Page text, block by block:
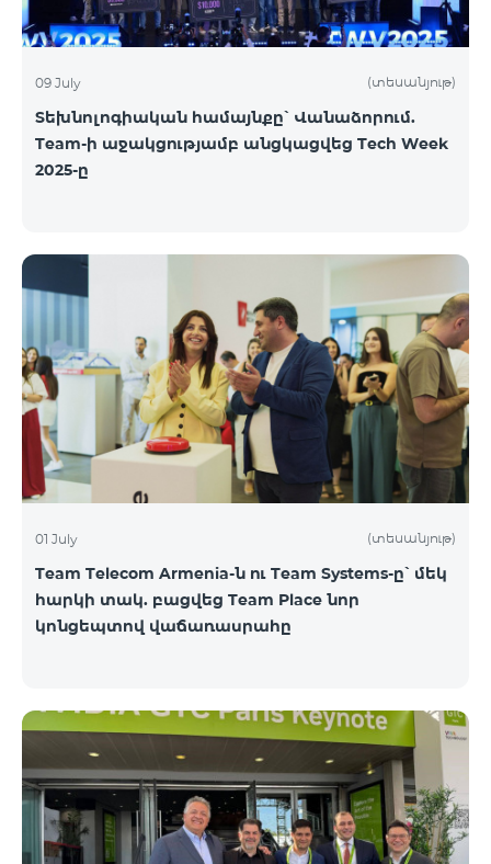
09 July (տեսանյութ)
Տեխնոլոգիական համայնքը՝ Վանաձորում.
Team-ի աջակցությամբ անցկացվեց Tech Week
2025-ը
01 July (տեսանյութ)
Team Telecom Armenia-ն ու Team Systems-ը՝ մեկ
հարկի տակ. բացվեց Team Place նոր
կոնցեպտով վաճառասրահը